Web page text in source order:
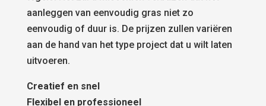
aanleggen van eenvoudig gras niet zo
eenvoudig of duur is. De prijzen zullen variëren
aan de hand van het type project dat u wilt laten
uitvoeren.
Creatief en snel
Flexibel en professioneel